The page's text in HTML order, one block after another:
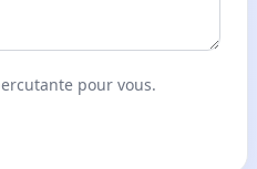
pour vous.